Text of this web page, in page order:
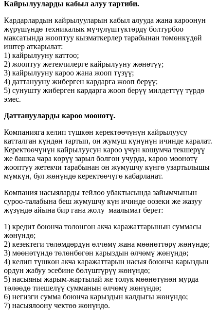
Кайрылууларды кабыл алуу тартиби.
Кардарлардын кайрылууларын кабыл алууда жана кароонун
жүрүшүндө техникалык мүчүлүштүктөрдү болтурбоо
максатында жооптуу кызматкерлер тарабынан төмөнкүдөй
иштер аткарылат:
1) кайрылууну каттоо;
2) жооптуу жетекчилерге кайрылууну жөнөтүү;
3) кайрылууну кароо жана жооп түзүү;
4) даттанууну жиберген кардарга жооп берүү;
5) сунушту жиберген кардарга жооп берүү милдеттүү түрдө
эмес.
Даттанууларды кароо мөөнөтү.
Компанияга келип түшкөн керектөөчүнүн кайрылуусу
катталган күндөн тартып, он жумуш күнүнүн ичинде каралат.
Керектөөчүнүн кайрылуусун кароо үчүн кошумча текшерүү
же башка чара көрүү зарыл болгон учурда, кароо мөөнөтү
жооптуу жетекчи тарабынан он жумушчу күнгө узартылышы
мүмкүн, бул жөнүндө керектөөчүгө кабарланат.
Компания насыяларды тейлөө убактысында зайымчынын
суроо-талабына беш жумушчу күн ичинде оозеки же жазуу
жүзүндө айына бир гана жолу маалымат берет:
1) кредит боюнча төлөнгөн акча каражаттарынын суммасы
жөнүндө;
2) кезектеги төлөмдөрдүн өлчөмү жана мөөнөттөрү жөнүндө;
3) мөөнөтүндө төлөнбөгөн карыздын өлчөмү жөнүндө;
4) келип түшкөн акча каражаттарын насыя боюнча карыздын
ордун жабуу эсебине бөлүштүрүү жөнүндө;
5) насыяны жарым-жартылай же толук мөөнөтүнөн мурда
төлөөдө тиешелүү сумманын өлчөмү жөнүндө;
6) негизги сумма боюнча карыздын калдыгы жөнүндө;
7) насыялоону чектөө жөнүндө.